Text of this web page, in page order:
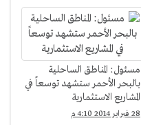
مسئول: المناطق الساحلية
بالبحر الأحمر ستشهد توسعاً في
المشاريع الاستثمارية
28 فبراير 2014 4:10 م